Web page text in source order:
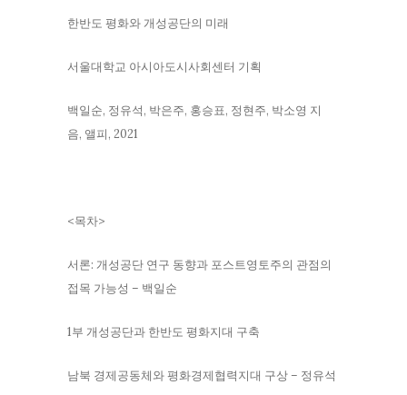
한반도 평화와 개성공단의 미래
서울대학교 아시아도시사회센터 기획
백일순, 정유석, 박은주, 홍승표, 정현주, 박소영 지
음, 앨피, 2021
<목차>
서론: 개성공단 연구 동향과 포스트영토주의 관점의
접목 가능성 – 백일순
1부 개성공단과 한반도 평화지대 구축
남북 경제공동체와 평화경제협력지대 구상 – 정유석